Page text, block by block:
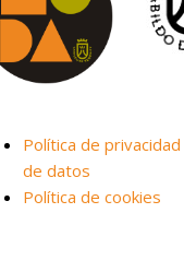
Política de
de datos
Política de cookies